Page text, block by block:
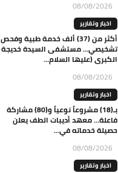
08/08/2026
اخبار وتقارير
أكثر من (37) ألف خدمة طبية وفحص
تشخيصي… مستشفى السيدة خديجة
الكبرى (عليها السلام...
08/08/2026
اخبار وتقارير
بـ(18) مشروعاً نوعياً و(80) مشاركة
فاعلة… معهد أديبات الطف يعلن
حصيلة خدماته في...
08/08/2026
اخبار وتقارير